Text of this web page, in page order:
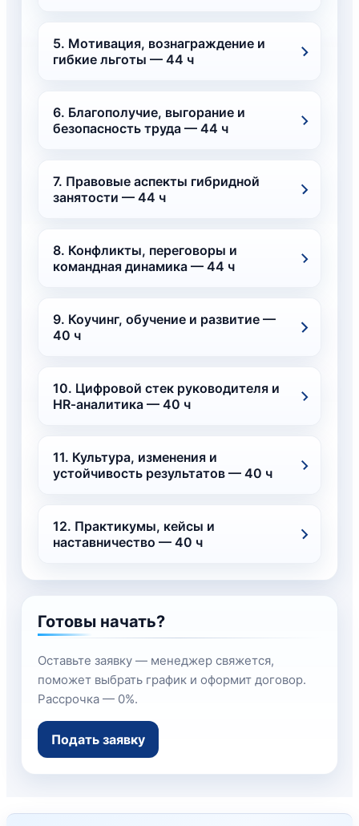
5. Мотивация, вознаграждение и
гибкие льготы — 44 ч
6. Благополучие, выгорание и
безопасность труда — 44 ч
7. Правовые аспекты гибридной
занятости — 44 ч
8. Конфликты, переговоры и
командная динамика — 44 ч
9. Коучинг, обучение и развитие —
40 ч
10. Цифровой стек руководителя и
HR‑аналитика — 40 ч
11. Культура, изменения и
устойчивость результатов — 40 ч
12. Практикумы, кейсы и
наставничество — 40 ч
Готовы начать?
Оставьте заявку — менеджер свяжется,
поможет выбрать график и оформит договор.
Рассрочка — 0%.
Подать заявку